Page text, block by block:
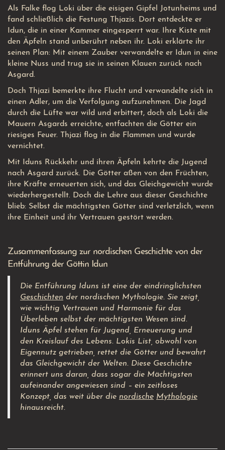
Als Falke flog Loki über die eisigen Gipfel Jotunheims und
fand schließlich die Festung Thjazis. Dort entdeckte er
Idun, die in einer Kammer eingesperrt war. Ihre Kiste mit
den Äpfeln stand unberührt neben ihr. Loki erklärte ihr
seinen Plan: Mit einem Zauber verwandelte er Idun in eine
kleine Nuss und trug sie in seinen Klauen zurück nach
Asgard.
Doch Thjazi bemerkte ihre Flucht und verwandelte sich in
einen Adler, um die Verfolgung aufzunehmen. Die Jagd
durch die Lüfte war wild und erbittert, doch als Loki die
Mauern Asgards erreichte, entfachten die Götter ein
riesiges Feuer. Thjazi flog in die Flammen und wurde
vernichtet.
Mit Iduns Rückkehr und ihren Äpfeln kehrte die Jugend
nach Asgard zurück. Die Götter aßen von den Früchten,
ihre Kräfte erneuerten sich, und das Gleichgewicht wurde
wiederhergestellt. Doch die Lehre aus dieser Geschichte
blieb: Selbst die mächtigsten Götter sind verletzlich, wenn
ihre Einheit und ihr Vertrauen gestört werden.
Zusammenfassung zur nordischen Geschichte von der
Entführung der Göttin Idun
Die Entführung Iduns ist eine der eindringlichsten
Geschichten der nordischen Mythologie. Sie zeigt,
wie wichtig Vertrauen und Harmonie für das
Überleben selbst der mächtigsten Wesen sind.
Iduns Äpfel stehen für Jugend, Erneuerung und
den Kreislauf des Lebens. Lokis List, obwohl von
Eigennutz getrieben, rettet die Götter und bewahrt
das Gleichgewicht der Welten. Diese Geschichte
erinnert uns daran, dass sogar die Mächtigsten
aufeinander angewiesen sind – ein zeitloses
Konzept, das weit über die nordische Mythologie
hinausreicht.